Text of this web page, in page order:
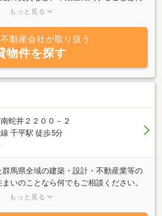
に合った不動産物件を、心を込めてご
もっと見る
動産会社が取り扱う
物件を探す
蛇井２２００－２
千平駅 徒歩5分
馬県全域の建築・設計・不動産業等の
いのことなら何でもご相談ください。
望にお応えいたします。まずはお気軽
もっと見る